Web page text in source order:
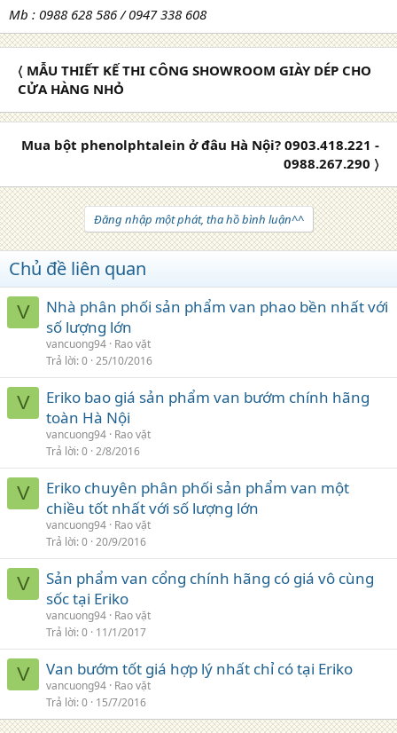
Mb : 0988 628 586 / 0947 338 608
〈 MẪU THIẾT KẾ THI CÔNG SHOWROOM GIÀY DÉP CHO
CỬA HÀNG NHỎ
Mua bột phenolphtalein ở đâu Hà Nội? 0903.418.221 -
0988.267.290 〉
Đăng nhập một phát, tha hồ bình luận^^
Chủ đề liên quan
V
Nhà phân phối sản phẩm van phao bền nhất với
số lượng lớn
vancuong94 Rao vặt
Trả lời 0 25/10/2016
V
Eriko bao giá sản phẩm van bướm chính hãng
toàn Hà Nội
vancuong94 Rao vặt
Trả lời 0 2/8/2016
V
Eriko chuyên phân phối sản phẩm van một
chiều tốt nhất với số lượng lớn
vancuong94 Rao vặt
Trả lời 0 20/9/2016
V
Sản phẩm van cổng chính hãng có giá vô cùng
sốc tại Eriko
vancuong94 Rao vặt
Trả lời 0 11/1/2017
V Van bướm tốt giá hợp lý nhất chỉ có tại Eriko
vancuong94 Rao vặt
Trả lời 0 15/7/2016